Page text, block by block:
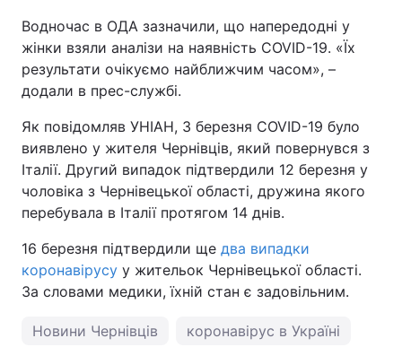
Водночас в ОДА зазначили, що напередодні у
жінки взяли аналізи на наявність COVID-19. «Їх
результати очікуємо найближчим часом», –
додали в прес-службі.
Як повідомляв УНІАН, 3 березня COVID-19 було
виявлено у жителя Чернівців, який повернувся з
Італії. Другий випадок підтвердили 12 березня у
чоловіка з Чернівецької області, дружина якого
перебувала в Італії протягом 14 днів.
16 березня підтвердили ще два випадки
коронавірусу у жительок Чернівецької області.
За словами медики, їхній стан є задовільним.
Новини Чернівців коронавірус в Україні